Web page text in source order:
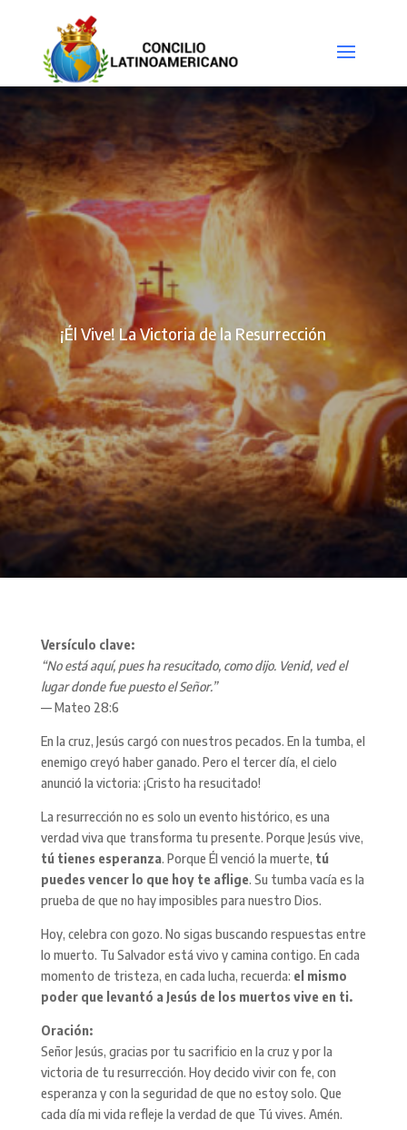
¡Él Vive! La Victoria de la Resurrección
Versículo clave:
“No está aquí, pues ha resucitado, como dijo. Venid, ved el
lugar donde fue puesto el Señor.”
— Mateo 28:6
En la cruz, Jesús cargó con nuestros pecados. En la tumba, el
enemigo creyó haber ganado. Pero el tercer día, el cielo
anunció la victoria: ¡Cristo ha resucitado!
La resurrección no es solo un evento histórico, es una
verdad viva que transforma tu presente. Porque Jesús vive,
tú tienes esperanza. Porque Él venció la muerte, tú
puedes vencer lo que hoy te aflige. Su tumba vacía es la
prueba de que no hay imposibles para nuestro Dios.
Hoy, celebra con gozo. No sigas buscando respuestas entre
lo muerto. Tu Salvador está vivo y camina contigo. En cada
momento de tristeza, en cada lucha, recuerda: el mismo
poder que levantó a Jesús de los muertos vive en ti.
Oración:
Señor Jesús, gracias por tu sacrificio en la cruz y por la
victoria de tu resurrección. Hoy decido vivir con fe, con
esperanza y con la seguridad de que no estoy solo. Que
cada día mi vida refleje la verdad de que Tú vives. Amén.